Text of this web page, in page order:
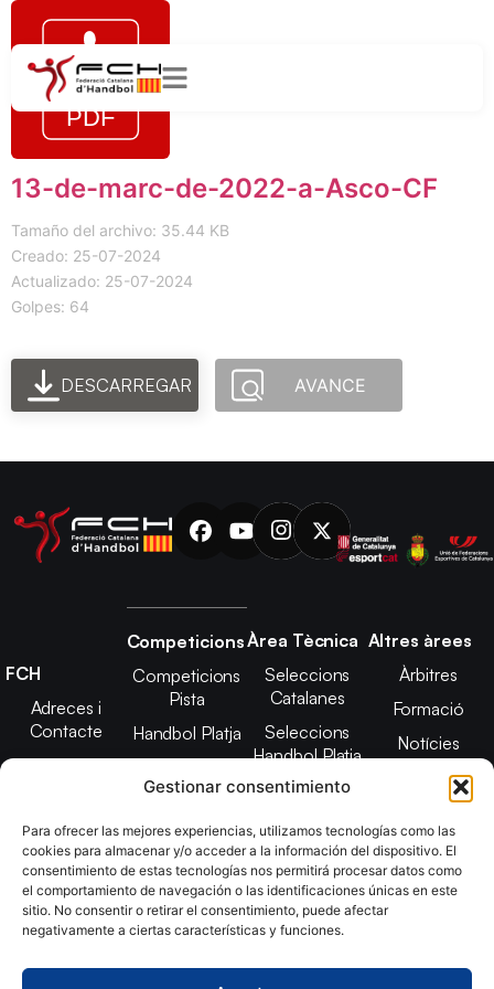
Gestionar consentimiento
Para ofrecer las mejores experiencias, utilizamos tecnologías como las
cookies para almacenar y/o acceder a la información del dispositivo. El
consentimiento de estas tecnologías nos permitirá procesar datos como
el comportamiento de navegación o las identificaciones únicas en este
sitio. No consentir o retirar el consentimiento, puede afectar
negativamente a ciertas características y funciones.
13-de-marc-de-2022-a-Asco-CF
Tamaño del archivo: 35.44 KB
Creado: 25-07-2024
Actualizado: 25-07-2024
Golpes: 64
DESCARREGAR AVANCE
FCH
Adreces i
Contacte
Junta Directiva
2025
Estatuts
Transparència
Imatge
Competicions
Competicions
Pista
Handbol Platja
Àrea Tècnica
Seleccions
Catalanes
Seleccions
Handbol Platja
Tecnificació
CATH
Promoció
Altres àrees
Àrbitres
Formació
Notícies
Adreces de
contacte